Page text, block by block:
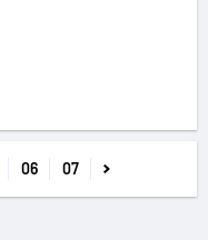
06 07